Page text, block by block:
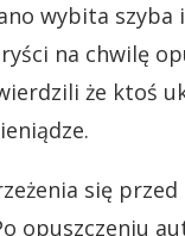
wybita
na chwilę
że ktoś
się
opuszczeniu